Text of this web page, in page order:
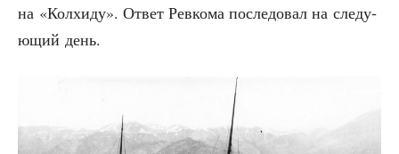
на «Кол­хи­ду». Ответ Рев­ко­ма после­до­вал на сле­ду­
ю­щий день.